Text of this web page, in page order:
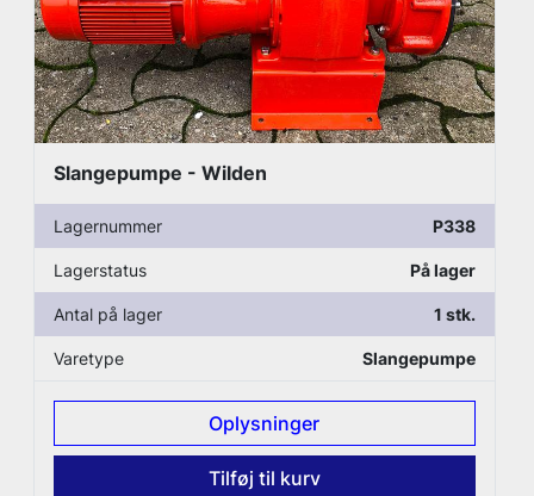
Slangepumpe - Wilden
Lagernummer P338
Lagerstatus På lager
Antal på lager 1 stk.
Varetype Slangepumpe
Oplysninger
Tilføj til kurv